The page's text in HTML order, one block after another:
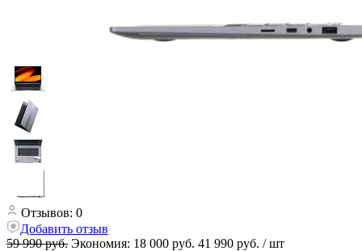
Отзывов: 0
Добавить отзыв
59 990 руб. Экономия: 18 000 руб. 41 990 руб. / шт